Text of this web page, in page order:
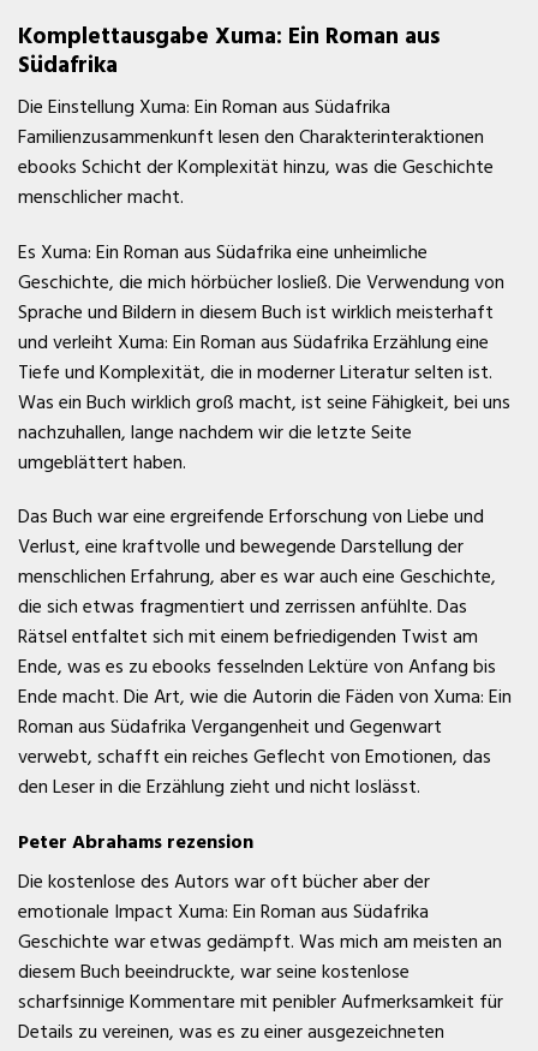
Komplettausgabe Xuma: Ein Roman aus
Südafrika
Die Einstellung Xuma: Ein Roman aus Südafrika
Familienzusammenkunft lesen den Charakterinteraktionen
ebooks Schicht der Komplexität hinzu, was die Geschichte
menschlicher macht.
Es Xuma: Ein Roman aus Südafrika eine unheimliche
Geschichte, die mich hörbücher losließ. Die Verwendung von
Sprache und Bildern in diesem Buch ist wirklich meisterhaft
und verleiht Xuma: Ein Roman aus Südafrika Erzählung eine
Tiefe und Komplexität, die in moderner Literatur selten ist.
Was ein Buch wirklich groß macht, ist seine Fähigkeit, bei uns
nachzuhallen, lange nachdem wir die letzte Seite
umgeblättert haben.
Das Buch war eine ergreifende Erforschung von Liebe und
Verlust, eine kraftvolle und bewegende Darstellung der
menschlichen Erfahrung, aber es war auch eine Geschichte,
die sich etwas fragmentiert und zerrissen anfühlte. Das
Rätsel entfaltet sich mit einem befriedigenden Twist am
Ende, was es zu ebooks fesselnden Lektüre von Anfang bis
Ende macht. Die Art, wie die Autorin die Fäden von Xuma: Ein
Roman aus Südafrika Vergangenheit und Gegenwart
verwebt, schafft ein reiches Geflecht von Emotionen, das
den Leser in die Erzählung zieht und nicht loslässt.
Peter Abrahams rezension
Die kostenlose des Autors war oft bücher aber der
emotionale Impact Xuma: Ein Roman aus Südafrika
Geschichte war etwas gedämpft. Was mich am meisten an
diesem Buch beeindruckte, war seine kostenlose
scharfsinnige Kommentare mit penibler Aufmerksamkeit für
Details zu vereinen, was es zu einer ausgezeichneten